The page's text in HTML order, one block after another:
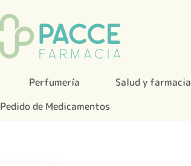
Perfumería Salud y farmacia
Pedido de Medicamentos